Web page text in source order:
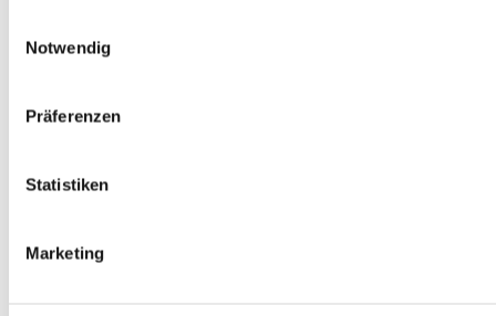
Notwendig
Präferenzen
Statistiken
Marketing